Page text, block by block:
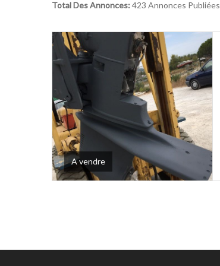
Total Des Annonces: 423 Annonces Publiées
A vendre